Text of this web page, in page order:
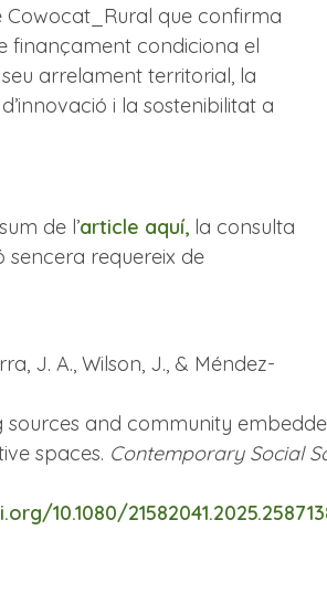
Cowocat_Rural que confirma
finançament condiciona el
seu arrelament territorial, la
i la sostenibilitat a
de l’article aquí, la consulta
sencera requereix de
J. A., Wilson, J., & Méndez-
sources and community
spaces. Contemporary Social
10.1080/